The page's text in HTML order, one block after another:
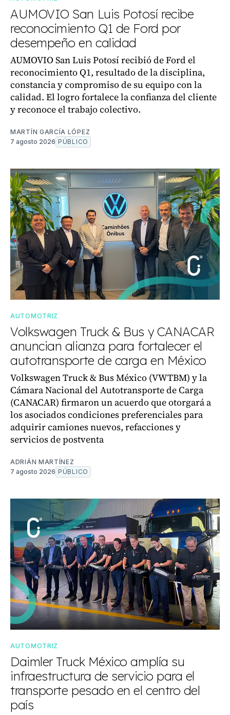
AUMOVIO San Luis Potosí recibe
reconocimiento Q1 de Ford por
desempeño en calidad
AUMOVIO San Luis Potosí recibió de Ford el
reconocimiento Q1, resultado de la disciplina,
constancia y compromiso de su equipo con la
calidad. El logro fortalece la confianza del cliente
y reconoce el trabajo colectivo.
MARTÍN GARCÍA LÓPEZ
7 agosto 2026 PÚBLICO
AUTOMOTRIZ
Volkswagen Truck & Bus y CANACAR
anuncian alianza para fortalecer el
autotransporte de carga en México
Volkswagen Truck & Bus México (VWTBM) y la
Cámara Nacional del Autotransporte de Carga
(CANACAR) firmaron un acuerdo que otorgará a
los asociados condiciones preferenciales para
adquirir camiones nuevos, refacciones y
servicios de postventa
ADRIÁN MARTÍNEZ
7 agosto 2026 PÚBLICO
AUTOMOTRIZ
Daimler Truck México amplía su
infraestructura de servicio para el
transporte pesado en el centro del
país